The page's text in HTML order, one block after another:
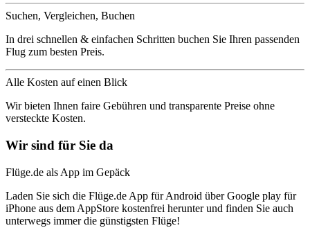
Suchen, Vergleichen, Buchen
In drei schnellen & einfachen Schritten buchen Sie Ihren passenden
Flug zum besten Preis.
Alle Kosten auf einen Blick
Wir bieten Ihnen faire Gebühren und transparente Preise ohne
versteckte Kosten.
Wir sind für Sie da
Flüge.de als App im Gepäck
Laden Sie sich die Flüge.de App für Android über Google play für
iPhone aus dem AppStore kostenfrei herunter und finden Sie auch
unterwegs immer die günstigsten Flüge!